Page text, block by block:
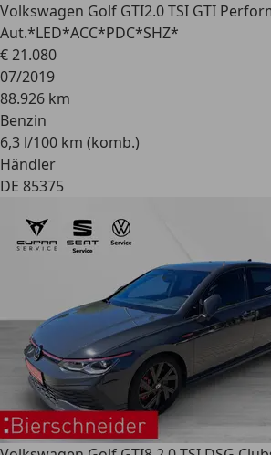
Volkswagen Golf GTI2.0 TSI GTI
Aut.*LED*ACC*PDC*SHZ*
€ 21.080
07/2019
88.926 km
Benzin
6,3 l/100 km (komb.)
Händler
DE 85375